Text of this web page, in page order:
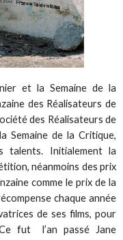
et la Semaine de la
des Réalisateurs de
des Réalisateurs de
Semaine de la Critique,
talents. Initialement la
néanmoins des prix
comme le prix de la
chaque année
de ses films, pour
fut l’an passé Jane